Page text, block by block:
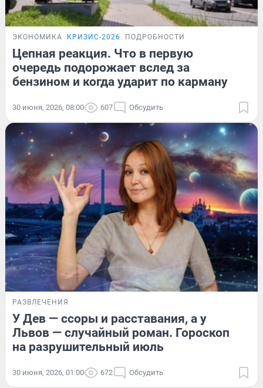
ЭКОНОМИКА КРИЗИС-2026 ПОДРОБНОСТИ
Цепная реакция. Что в первую
очередь подорожает вслед за
бензином и когда ударит по карману
30 июня, 2026, 08:00 607 Обсудить
РАЗВЛЕЧЕНИЯ
У Дев — ссоры и расставания, а у
Львов — случайный роман. Гороскоп
на разрушительный июль
30 июня, 2026, 01:00 672 Обсудить